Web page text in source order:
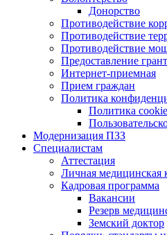
Донорство
Противодействие
Противодействие
Противодействие
Предоставление
Интернет-приемная
Прием граждан
Политика
Политика cookie
Модернизация ПЗЗ
Специалистам
Аттестация
Личная медицинская
Кадровая программа
Вакансии
Резерв
Земский доктор